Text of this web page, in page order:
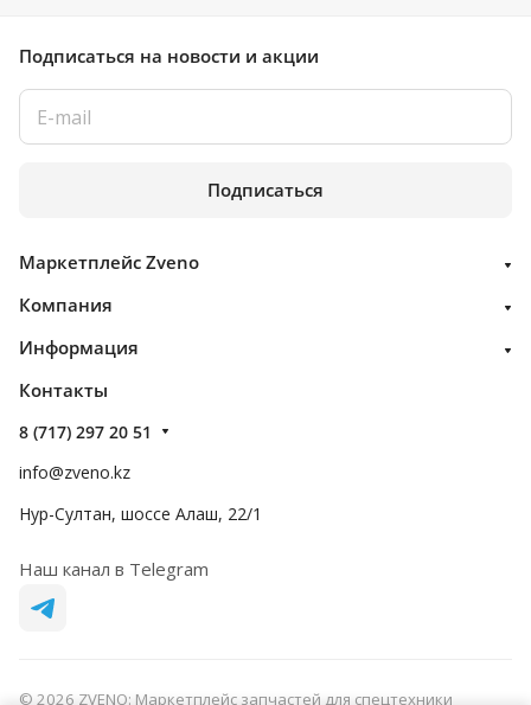
Подписаться на новости и акции
Подписаться
Маркетплейс Zveno
Компания
Информация
Контакты
8 (717) 297 20 51
info@zveno.kz
Нур-Султан, шоссе Алаш, 22/1
Наш канал в Telegram
© 2026 ZVENO: Маркетплейс запчастей для спецтехники